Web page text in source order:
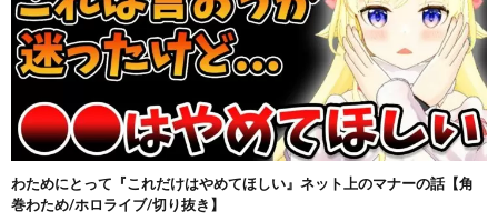
わためにとって『これだけはやめてほしい』ネット上のマナーの話【角
巻わため/ホロライブ/切り抜き】